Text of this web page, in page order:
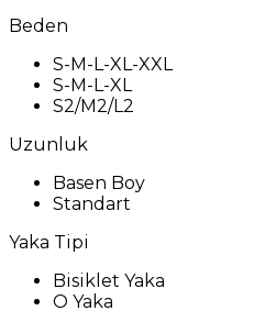
Beden
S-M-L-XL-XXL
S-M-L-XL
S2/M2/L2
Uzunluk
Basen Boy
Standart
Yaka Tipi
Bisiklet Yaka
O Yaka